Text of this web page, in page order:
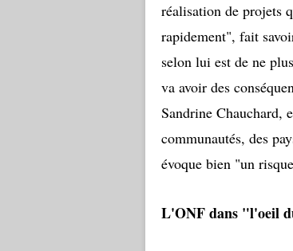
réalisation de projets
rapidement", fait
selon lui est de ne
va avoir des
Sandrine Chauchard,
communautés, des
évoque bien "un
L'ONF dans "l'oeil